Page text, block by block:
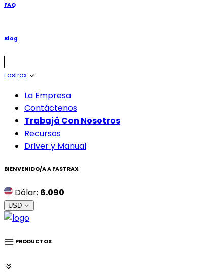
FAQ
Blog
Fastrax
La Empresa
Contáctenos
Trabajá Con Nosotros
Recursos
Driver y Manual
BIENVENIDO/A A FASTRAX
Dólar: 6.090
USD
PRODUCTOS